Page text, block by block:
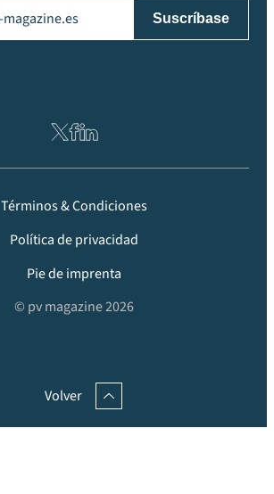
Términos & Condiciones
Política de privacidad
Pie de imprenta
© pv magazine 2026
Volver